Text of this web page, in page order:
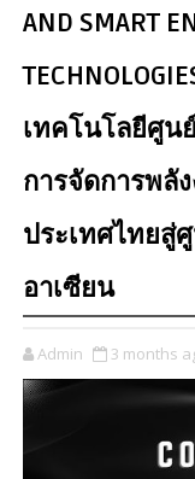
AND SMART
เทคโนโลยีศู
การจัดการพลั
ประเทศไทยสู่
อาเซียน
Admin 3 months